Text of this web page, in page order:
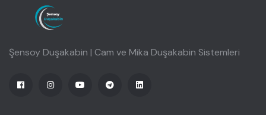
Şensoy Duşakabin | Cam ve Mika Duşakabin Sistemleri